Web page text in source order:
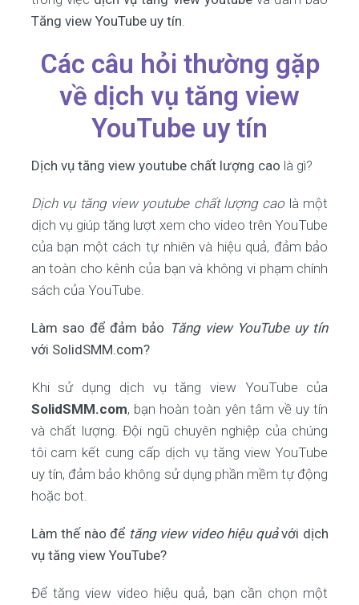
Tăng view YouTube uy tín.
Các câu hỏi thường gặp
về dịch vụ tăng view
YouTube uy tín
Dịch vụ tăng view youtube chất lượng cao là gì?
Dịch vụ tăng view youtube chất lượng cao là một
dịch vụ giúp tăng lượt xem cho video trên YouTube
của bạn một cách tự nhiên và hiệu quả, đảm bảo
an toàn cho kênh của bạn và không vi phạm chính
sách của YouTube.
Làm sao để đảm bảo Tăng view YouTube uy tín
với SolidSMM.com?
Khi sử dụng dịch vụ tăng view YouTube của
SolidSMM.com, bạn hoàn toàn yên tâm về uy tín
và chất lượng. Đội ngũ chuyên nghiệp của chúng
tôi cam kết cung cấp dịch vụ tăng view YouTube
uy tín, đảm bảo không sử dụng phần mềm tự động
hoặc bot.
Làm thế nào để tăng view video hiệu quảvới dịch
vụ tăng view YouTube?
Để tăng view video hiệu quả, bạn cần chọn một